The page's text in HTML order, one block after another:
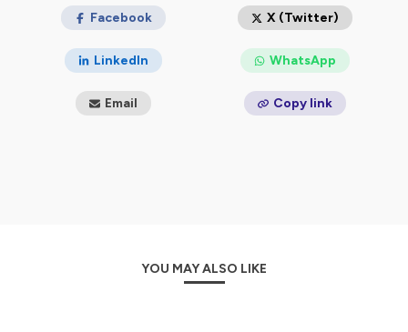
Facebook X (Twitter)
LinkedIn WhatsApp
Email Copy link
YOU MAY ALSO LIKE